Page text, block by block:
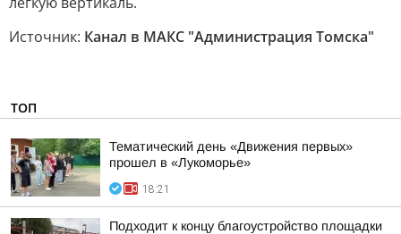
Источник: Канал в МАКС "Администрация Томска"
ТОП
Тематический день «Движения первых»
прошел в «Лукоморье»
18:21
Подходит к концу благоустройство площадки